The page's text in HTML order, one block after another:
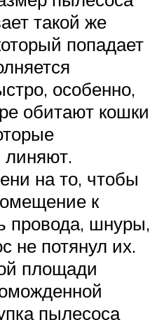
такой же
попадает
особенно,
обитают кошки
линяют.
на то, чтобы
к
провода, шнуры,
не потянул их.
площади
пылесоса